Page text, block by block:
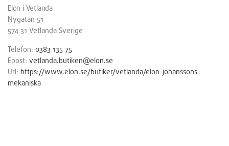
Elon i Vetlanda
Nygatan 51
574 31 Vetlanda Sverige
Telefon: 0383 135 75
Epost: vetlanda.butiken@elon.se
Url: https://www.elon.se/butiker/vetlanda/elon-johanssons-
mekaniska